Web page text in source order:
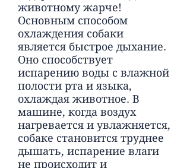
животному жарче!
Основным способом
охлаждения собаки
является быстрое дыхание.
Оно способствует
испарению воды с влажной
полости рта и языка,
охлаждая животное. В
машине, когда воздух
нагревается и увлажняется,
собаке становится труднее
дышать, испарение влаги
не происходит и